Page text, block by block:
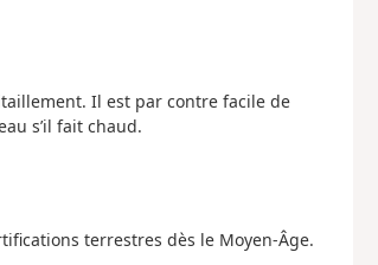
Il est par contre facile de
s’il fait chaud.
terrestres dès le Moyen-Âge.